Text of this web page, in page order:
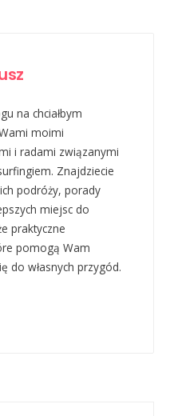
na chciałbym
moimi
i radami związanymi
Znajdziecie
podróży, porady
miejsc do
praktyczne
pomogą Wam
do własnych przygód.